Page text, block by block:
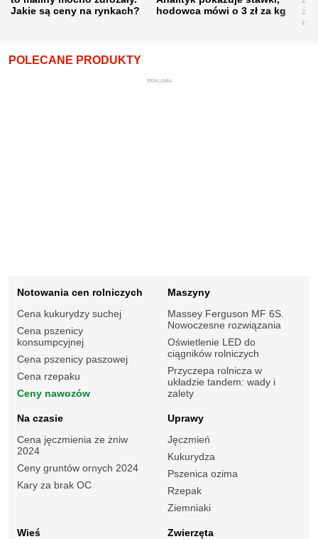
Jakie są ceny na rynkach?
hodowca mówi o 3 zł za kg
POLECANE PRODUKTY
REKLAMA
Notowania cen rolniczych
Cena kukurydzy suchej
Cena pszenicy
konsumpcyjnej
Cena pszenicy paszowej
Cena rzepaku
Ceny nawozów
Maszyny
Massey Ferguson MF 6S.
Nowoczesne rozwiązania
Oświetlenie LED do
ciągników rolniczych
Przyczepa rolnicza w
układzie tandem: wady i
zalety
Na czasie
Cena jęczmienia ze żniw
2024
Ceny gruntów ornych 2024
Kary za brak OC
Uprawy
Jęczmień
Kukurydza
Pszenica ozima
Rzepak
Ziemniaki
Wieś
Zwierzęta